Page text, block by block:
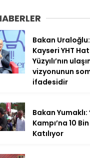
Bakan
Kayseri YHT
Yüzyılı’nın
vizyonunun
ifadesidir
Bakan Yumaklı:
Kampı’na 10
Katılıyor